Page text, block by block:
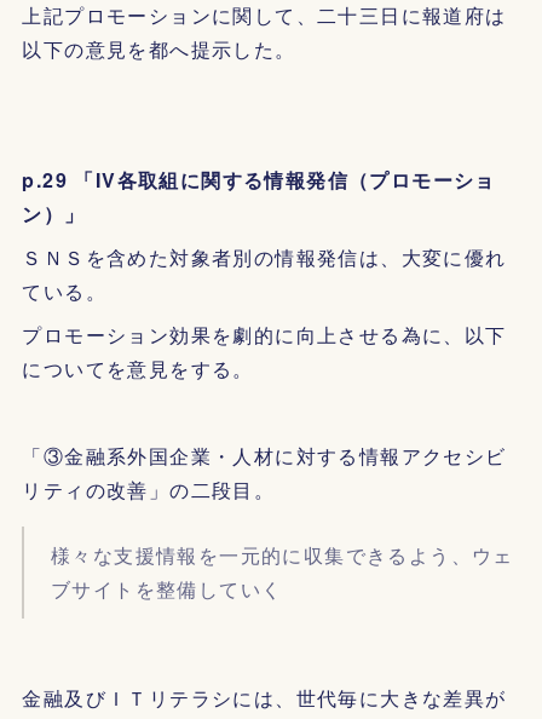
上記プロモーションに関して、二十三日に報道府は
以下の意見を都へ提示した。
p.29 「IV各取組に関する情報発信（プロモーショ
ン）」
ＳＮＳを含めた対象者別の情報発信は、大変に優れ
ている。
プロモーション効果を劇的に向上させる為に、以下
についてを意見をする。
「③金融系外国企業・人材に対する情報アクセシビ
リティの改善」の二段目。
様々な支援情報を一元的に収集できるよう、ウェ
ブサイトを整備していく
金融及びＩＴリテラシには、世代毎に大きな差異が